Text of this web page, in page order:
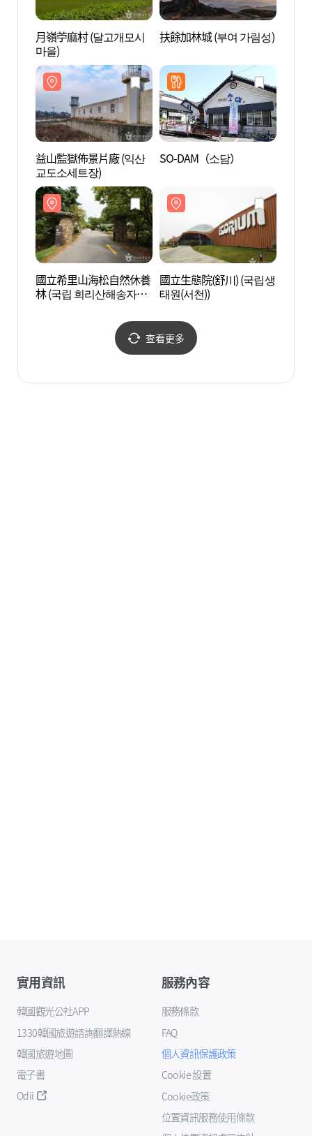
月嶺苧麻村 (달고개모시
마을)
扶餘加林城 (부여 가림성)
益山監獄佈景片廠 (익산
교도소세트장)
SO-DAM（소담）
國立希里山海松自然休養
林 (국립 희리산해송자연
國立生態院(舒川) (국립생
태원(서천))
查看更多
實用資訊
韓國觀光公社APP
1330韓國旅遊諮詢翻譯熱線
韓國旅遊地圖
電子書
Odii
服務內容
服務條款
FAQ
個人資訊保護政策
Cookie 設置
Cookie政策
位置資訊服務使用條款